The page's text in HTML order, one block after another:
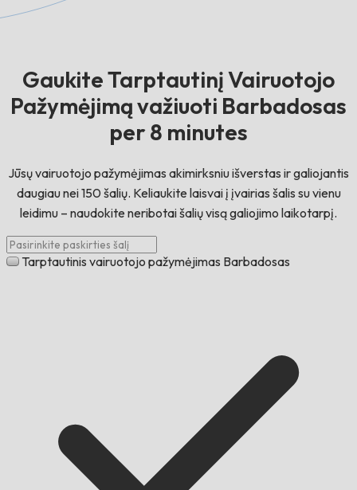
Gaukite Tarptautinį Vairuotojo
Pažymėjimą važiuoti Barbadosas
per 8 minutes
Jūsų vairuotojo pažymėjimas akimirksniu išverstas ir galiojantis
daugiau nei 150 šalių. Keliaukite laisvai į įvairias šalis su vienu
leidimu – naudokite neribotai šalių visą galiojimo laikotarpį.
Tarptautinis vairuotojo pažymėjimas Barbadosas